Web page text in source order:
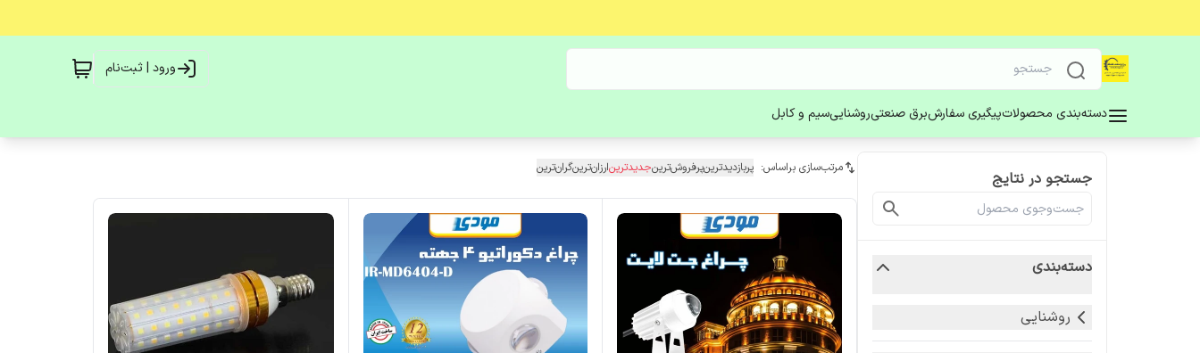
ورود | ثبت‌نام
دسته‌بندی محصولاتپیگیری سفارشبرق صنعتیروشناییسیم و کابل
جستجو در نتایج
دسته‌بندی
روشنایی
مرتب‌سازی براساس: پربازدیدترینپرفروش‌ترینجدیدترینارزان‌ترینگران‌ترین